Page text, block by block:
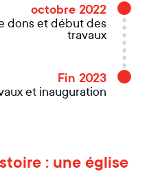
octobre 2022
dons et début des
travaux
Fin 2023
et inauguration
: une église